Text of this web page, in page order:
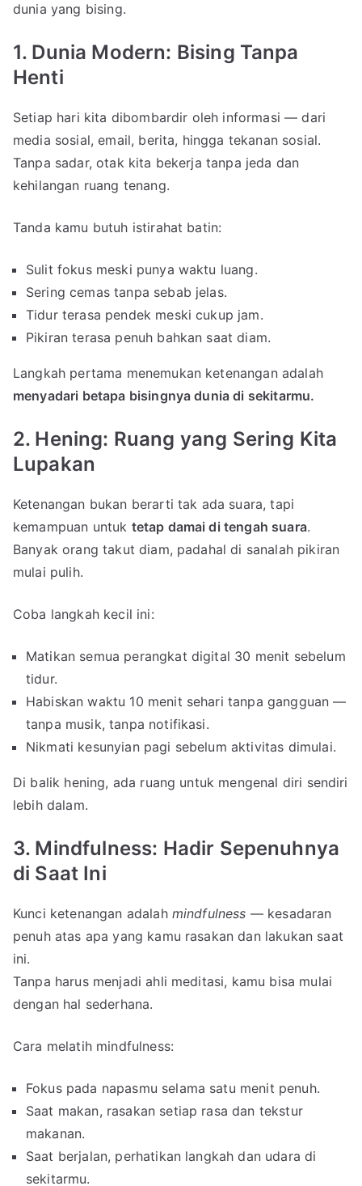
dunia yang bising.
1. Dunia Modern: Bising Tanpa
Henti
Setiap hari kita dibombardir oleh informasi — dari
media sosial, email, berita, hingga tekanan sosial.
Tanpa sadar, otak kita bekerja tanpa jeda dan
kehilangan ruang tenang.
Tanda kamu butuh istirahat batin:
Sulit fokus meski punya waktu luang.
Sering cemas tanpa sebab jelas.
Tidur terasa pendek meski cukup jam.
Pikiran terasa penuh bahkan saat diam.
Langkah pertama menemukan ketenangan adalah
menyadari betapa bisingnya dunia di sekitarmu.
2. Hening: Ruang yang Sering Kita
Lupakan
Ketenangan bukan berarti tak ada suara, tapi
kemampuan untuk tetap damai di tengah suara.
Banyak orang takut diam, padahal di sanalah pikiran
mulai pulih.
Coba langkah kecil ini:
Matikan semua perangkat digital 30 menit sebelum
tidur.
Habiskan waktu 10 menit sehari tanpa gangguan —
tanpa musik, tanpa notifikasi.
Nikmati kesunyian pagi sebelum aktivitas dimulai.
Di balik hening, ada ruang untuk mengenal diri sendiri
lebih dalam.
3. Mindfulness: Hadir Sepenuhnya
di Saat Ini
Kunci ketenangan adalah mindfulness — kesadaran
penuh atas apa yang kamu rasakan dan lakukan saat
ini.
Tanpa harus menjadi ahli meditasi, kamu bisa mulai
dengan hal sederhana.
Cara melatih mindfulness:
Fokus pada napasmu selama satu menit penuh.
Saat makan, rasakan setiap rasa dan tekstur
makanan.
Saat berjalan, perhatikan langkah dan udara di
sekitarmu.